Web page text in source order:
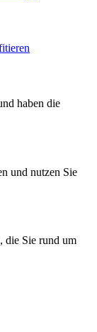
haben die
und nutzen Sie
die Sie rund um